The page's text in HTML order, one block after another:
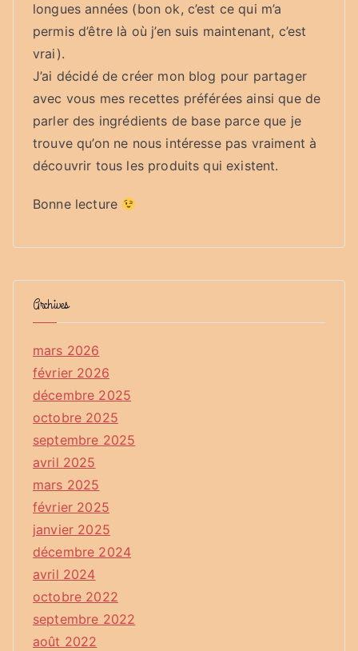
longues années (bon ok, c’est ce qui m’a
permis d’être là où j’en suis maintenant, c’est
vrai).
J’ai décidé de créer mon blog pour partager
avec vous mes recettes préférées ainsi que de
parler des ingrédients de base parce que je
trouve qu’on ne nous intéresse pas vraiment à
découvrir tous les produits qui existent.
Bonne lecture
Archives
mars 2026
février 2026
décembre 2025
octobre 2025
septembre 2025
avril 2025
mars 2025
février 2025
janvier 2025
décembre 2024
avril 2024
octobre 2022
septembre 2022
août 2022